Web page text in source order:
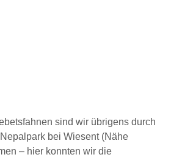
sind wir übrigens durch
bei Wiesent (Nähe
– hier konnten wir die